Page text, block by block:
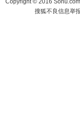
Copyright©2016
搜狐不良信息举